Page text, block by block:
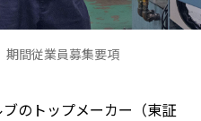
期間従業員募集要項
のトップメーカー（東証